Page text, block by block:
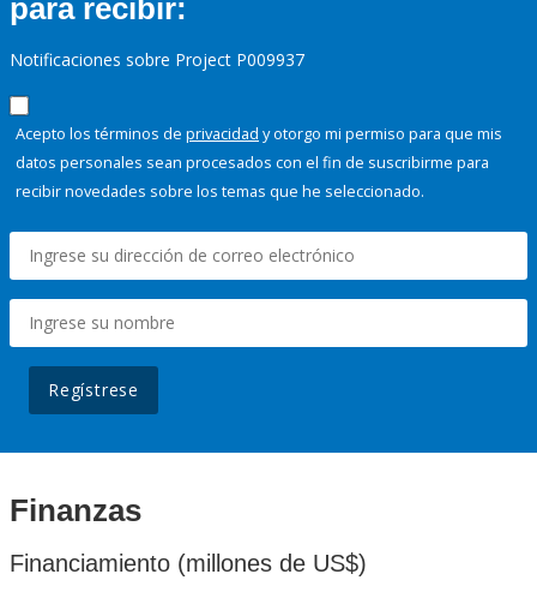
para recibir:
Notificaciones sobre Project P009937
Acepto los términos de privacidad y otorgo mi permiso para que mis
datos personales sean procesados con el fin de suscribirme para
recibir novedades sobre los temas que he seleccionado.
Regístrese
Finanzas
Financiamiento (millones de US$)